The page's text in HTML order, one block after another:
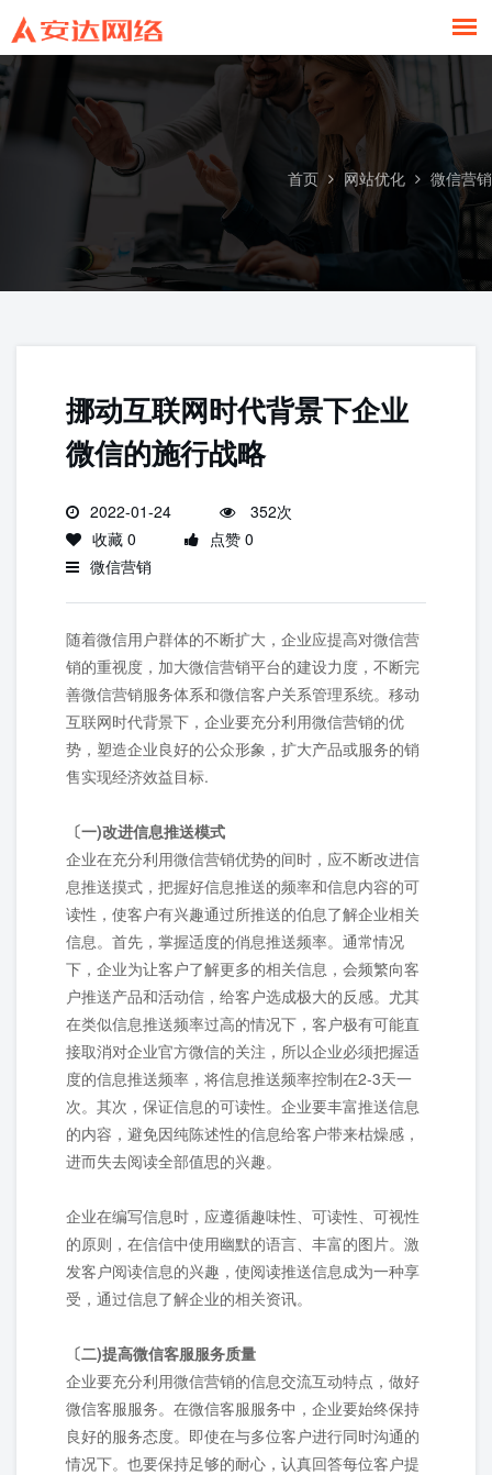
微信营销
首页 网站优化 微信营销
挪动互联网时代背景下企业
微信的施行战略
2022-01-24
352次
收藏 0
点赞 0
微信营销
随着微信用户群体的不断扩大，企业应提高对微信营
销的重视度，加大微信营销平台的建设力度，不断完
善微信营销服务体系和微信客户关系管理系统。移动
互联网时代背景下，企业要充分利用微信营销的优
势，塑造企业良好的公众形象，扩大产品或服务的销
售实现经济效益目标.
〔一)改进信息推送模式
企业在充分利用微信营销优势的间时，应不断改进信
息推送摸式，把握好信息推送的频率和信息内容的可
读性，使客户有兴趣通过所推送的伯息了解企业相关
信息。首先，掌握适度的俏息推送频率。通常情况
下，企业为让客户了解更多的相关信息，会频繁向客
户推送产品和活动信，给客户选成极大的反感。尤其
在类似信息推送频率过高的情况下，客户极有可能直
接取消对企业官方微信的关注，所以企业必须把握适
度的信息推送频率，将信息推送频率控制在2-3天一
次。其次，保证信息的可读性。企业要丰富推送信息
的内容，避免因纯陈述性的信息给客户带来枯燥感，
进而失去阅读全部值思的兴趣。
企业在编写信息时，应遵循趣味性、可读性、可视性
的原则，在信信中使用幽默的语言、丰富的图片。激
发客户阅读信息的兴趣，使阅读推送信息成为一种享
受，通过信息了解企业的相关资讯。
〔二)提高微信客服服务质量
企业要充分利用微信营销的信息交流互动特点，做好
微信客服服务。在微信客服服务中，企业要始终保持
良好的服务态度。即使在与多位客户进行同时沟通的
情况下。也要保持足够的耐心，认真回答每位客户提